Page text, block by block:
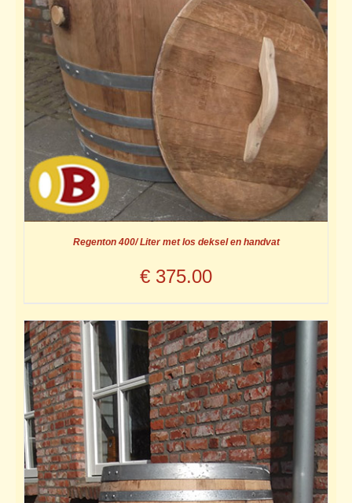
Regenton 400/ Liter met los deksel en handvat
€ 375.00